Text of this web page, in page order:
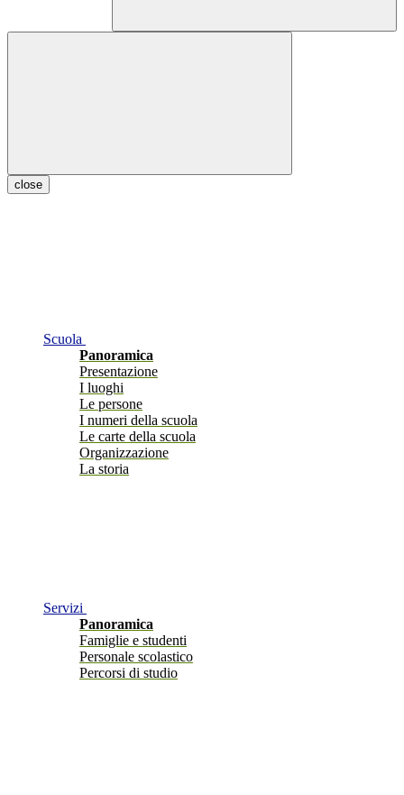
close
Scuola
Panoramica
Presentazione
I luoghi
Le persone
I numeri della scuola
Le carte della scuola
Organizzazione
La storia
Servizi
Panoramica
Famiglie e studenti
Personale scolastico
Percorsi di studio